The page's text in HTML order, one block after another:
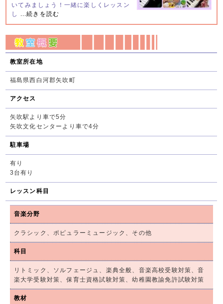
いてみましょう！一緒に楽しくレッスン
し
...続きを読む
教室所在地
福島県西白河郡矢吹町
アクセス
矢吹駅より車で5分
矢吹文化センターより車で4分
駐車場
有り
3台有り
レッスン科目
音楽分野
クラシック、ポピュラーミュージック、その他
科目
リトミック、ソルフェージュ、楽典全般、音楽高校受験対策、音
楽大学受験対策、保育士資格試験対策、幼稚園教諭免許試験対策
教材